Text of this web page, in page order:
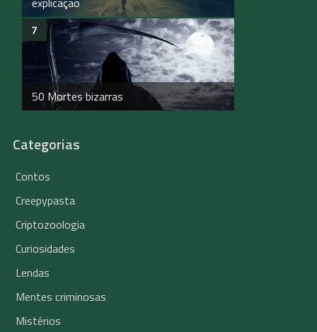
50 Mortes bizarras
Categorias
Contos
Creepypasta
Criptozoologia
Curiosidades
Lendas
Mentes criminosas
Mistérios